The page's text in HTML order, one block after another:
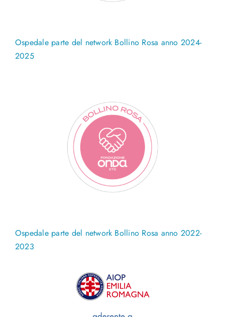
Ospedale parte del network Bollino Rosa anno 2024-
2025
Ospedale parte del network Bollino Rosa anno 2022-
2023